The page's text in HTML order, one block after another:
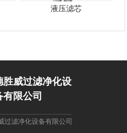
液压滤芯
胜威过滤净化设
有限公司
过滤净化设备有限公司